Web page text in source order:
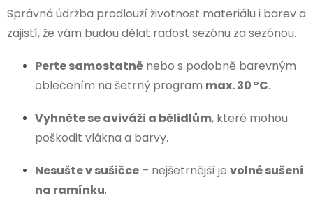
Správná údržba prodlouží životnost materiálu i barev a
zajistí, že vám budou dělat radost sezónu za sezónou.
Perte samostatně nebo s podobně barevným
oblečením na šetrný program max. 30 °C.
Vyhněte se aviváži a bělidlům, které mohou
poškodit vlákna a barvy.
Nesušte v sušičce – nejšetrnější je volné sušení
na ramínku.